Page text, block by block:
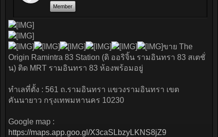
Member
ขาย The
Origin Ramintra 83 Station (ดิ ออริจิ้น รามอินทรา 83 สเตชั่
น) ติด MRT รามอินทรา 83 ห้องพร้อมอยู่
ทำเลที่ตั้ง : 561 ถ.รามอินทรา แขวงรามอินทรา เขต
คันนายาว กรุงเทพมหานคร 10230
Google map :
https://maps.app.goo.gl/X3caSLbzyLKNS8jZ9